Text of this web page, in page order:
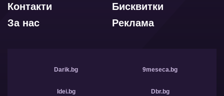
Бисквитки
Контакти
Реклама
За нас
Darik.bg 9meseca.bg
Idei.bg Dbr.bg